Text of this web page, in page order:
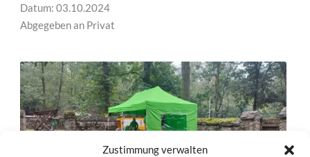
Zustimmung verwalten
Datum: 03.10.2024
Abgegeben an Privat